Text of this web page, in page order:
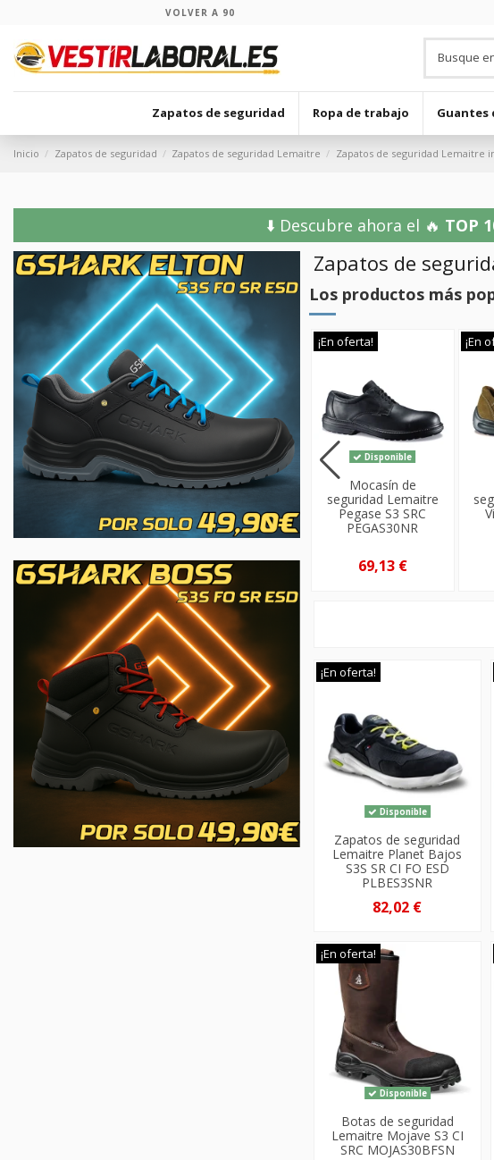
VOLVER A 90
Zapatos de seguridad Ropa de trabajo Guantes
Inicio Zapatos de seguridad Zapatos de seguridad Lemaitre Zapatos de seguridad Lemaitre
⬇️ Descubre ahora el 🔥 TOP
Zapatos de
Los productos más
¡En oferta!
Disponible
Zapatos de
Sirius S3 ESD SRC
SIRIS30NR
78,45 €
¡En oferta!
Disponible
Zapatos de
seguridad Lemaitre
Planet Bajos S3S SR
CI FO ESD
PLBES3SNR
82,02 €
¡En oferta!
Disponible
Mocasín de
seguridad Lemaitre
Pegase S3 SRC
PEGAS30NR
69,13 €
¡En
¡En oferta!
Disponible
Zapatos de seguridad
Lemaitre Planet Bajos
S3S SR CI FO ESD
PLBES3SNR
82,02 €
¡En oferta!
Disponible
Botas de seguridad
Lemaitre Mojave S3 CI
SRC MOJAS30BFSN